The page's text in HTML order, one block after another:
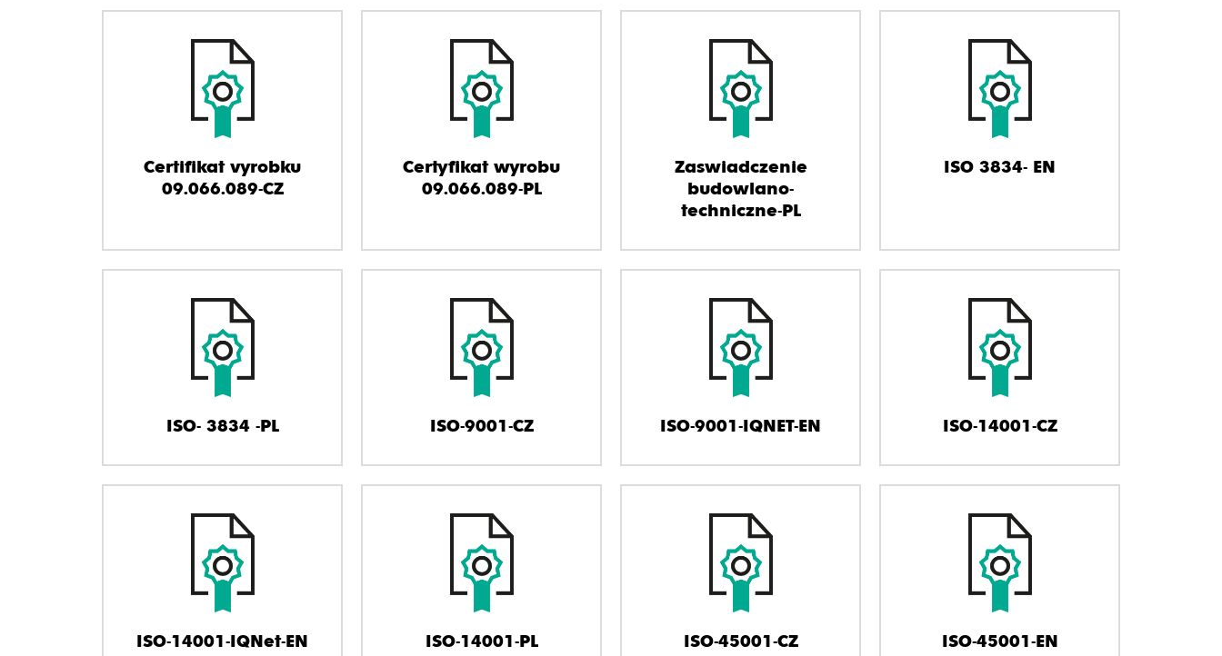
Certifikat vyrobku
09.066.089-CZ
Certyfikat wyrobu
09.066.089-PL
Zaswiadczenie
budowlano-
techniczne-PL
ISO 3834- EN
ISO- 3834 -PL ISO-9001-CZ ISO-9001-IQNET-EN ISO-14001-CZ
ISO-14001-IQNet-EN ISO-14001-PL ISO-45001-CZ ISO-45001-EN